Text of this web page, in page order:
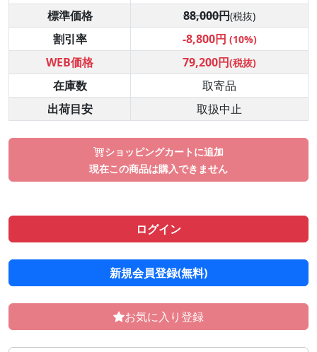
標準価格
88,000円(税抜)
割引率 -8,800円 (10%)
WEB価格 79,200円(税抜)
在庫数
取寄品
出荷目安
取扱中止
ショッピングカートに追加
現在この商品は購入できません
ログイン
新規会員登録(無料)
お気に入り登録